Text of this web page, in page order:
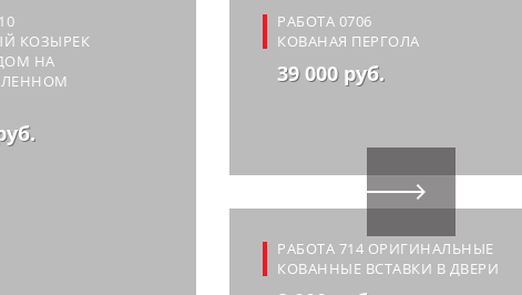
КОЗЫРЕК
НА
РАБОТА 0706
КОВАНАЯ ПЕРГОЛА
39 000 руб.
РАБОТА 714 ОРИГИНАЛЬНЫЕ
КОВАННЫЕ ВСТАВКИ В ДВЕРИ